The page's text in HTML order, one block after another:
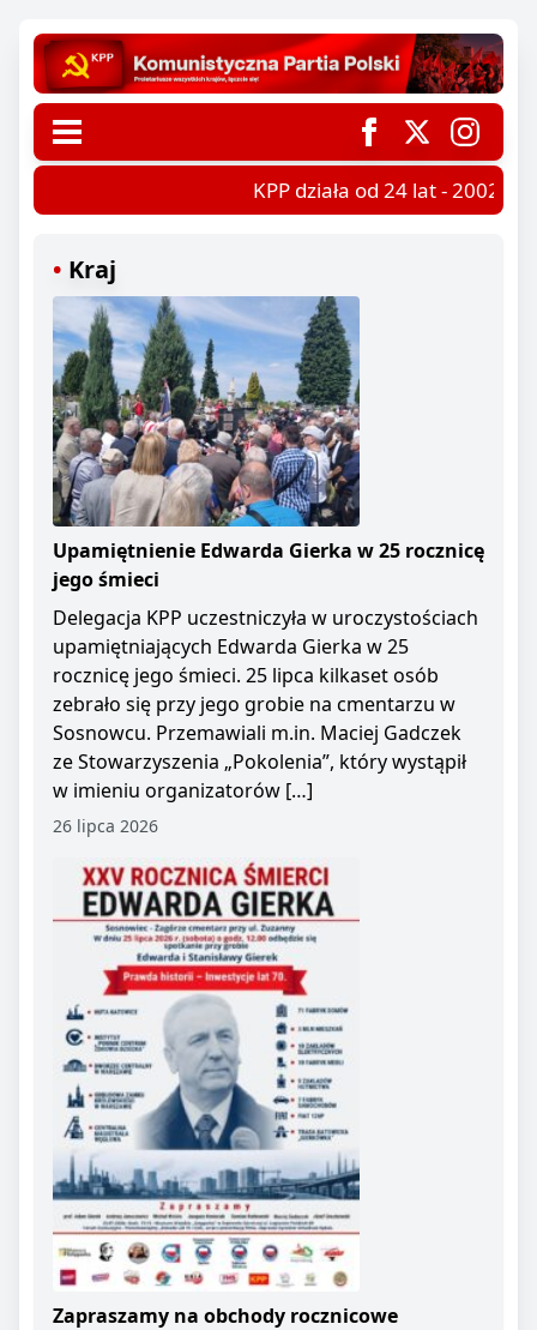
KPP działa od 24 lat - 2002-
Kraj
Upamiętnienie Edwarda Gierka w 25 rocznicę
jego śmieci
Delegacja KPP uczestniczyła w uroczystościach
upamiętniających Edwarda Gierka w 25
rocznicę jego śmieci. 25 lipca kilkaset osób
zebrało się przy jego grobie na cmentarzu w
Sosnowcu. Przemawiali m.in. Maciej Gadczek
ze Stowarzyszenia „Pokolenia”, który wystąpił
w imieniu organizatorów […]
26 lipca 2026
Zapraszamy na obchody rocznicowe